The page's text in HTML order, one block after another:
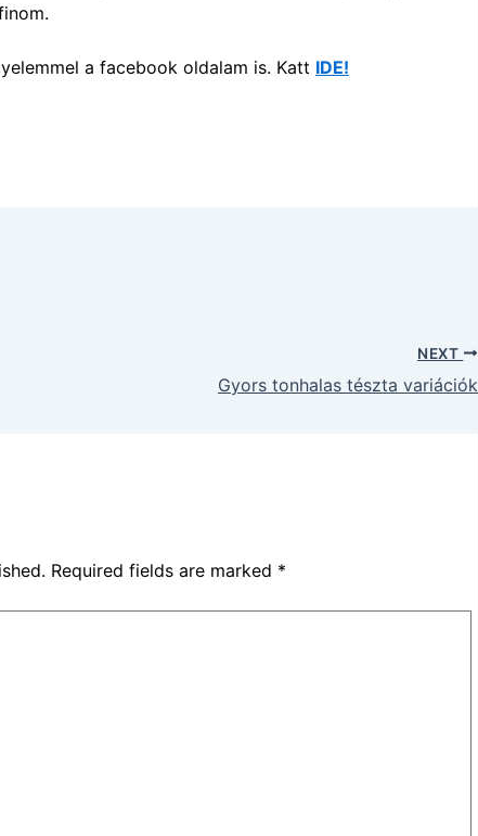
a facebook oldalam is. Katt IDE!
NEXT
Gyors tonhalas tészta variációk
Required fields are marked *